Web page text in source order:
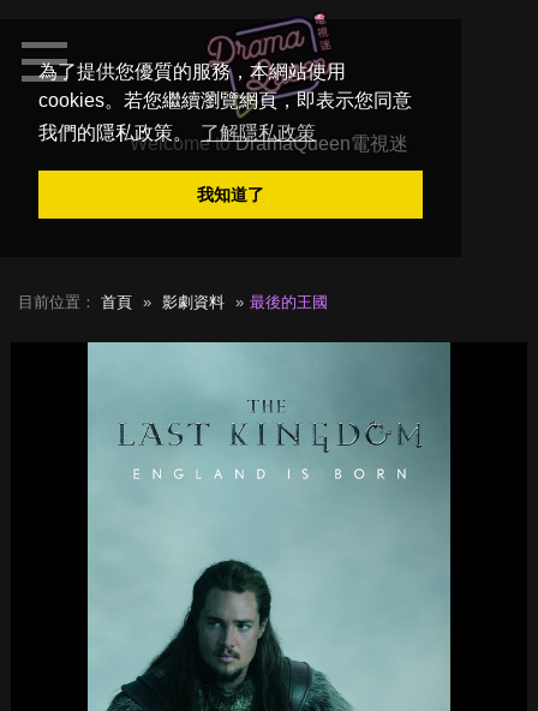
為了提供您優質的服務，本網站使用
cookies。若您繼續瀏覽網頁，即表示您同意
我們的隱私政策。
了解隱私政策
我知道了
Welcome toDramaQueen電視迷
目前位置： 首頁 影劇資料 最後的王國